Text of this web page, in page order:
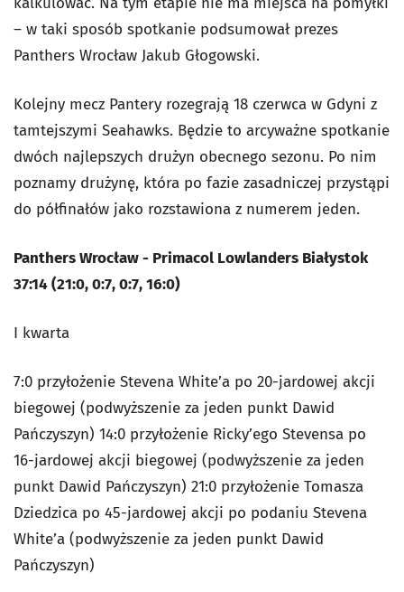
– w taki sposób spotkanie podsumował prezes
Panthers Wrocław Jakub Głogowski.
Kolejny mecz Pantery rozegrają 18 czerwca w Gdyni z
tamtejszymi Seahawks. Będzie to arcyważne spotkanie
dwóch najlepszych drużyn obecnego sezonu. Po nim
poznamy drużynę, która po fazie zasadniczej przystąpi
do półfinałów jako rozstawiona z numerem jeden.
Panthers Wrocław - Primacol Lowlanders Białystok
37:14 (21:0, 0:7, 0:7, 16:0)
I kwarta
7:0 przyłożenie Stevena White’a po 20-jardowej akcji
biegowej (podwyższenie za jeden punkt Dawid
Pańczyszyn) 14:0 przyłożenie Ricky’ego Stevensa po
16-jardowej akcji biegowej (podwyższenie za jeden
punkt Dawid Pańczyszyn) 21:0 przyłożenie Tomasza
Dziedzica po 45-jardowej akcji po podaniu Stevena
White’a (podwyższenie za jeden punkt Dawid
Pańczyszyn)